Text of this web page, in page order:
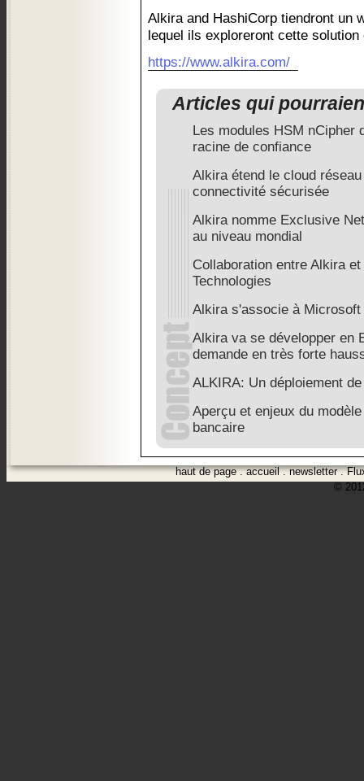
Alkira and HashiCorp tiendront un
lequel ils exploreront cette
https://www.alkira.com/
Articles qui
Les modules HSM nCipher
racine de confiance
Alkira étend le cloud
connectivité sécurisée
Alkira nomme Exclusive
au niveau mondial
Collaboration entre Alkira
Technologies
Alkira s'associe à Microsoft
Alkira va se développer en
demande en très forte
ALKIRA: Un déploiement
Aperçu et enjeux du
bancaire
haut de page.accueil.newsletter.
©